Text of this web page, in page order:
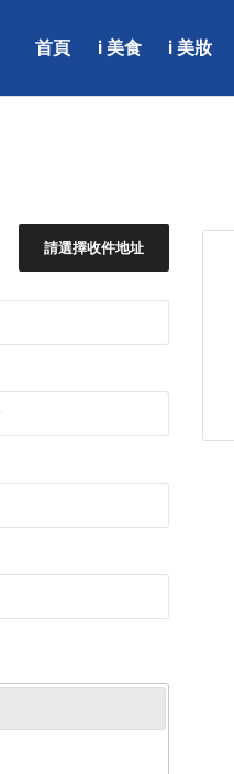
首頁 i 美食 i 美妝
請選擇收件地址